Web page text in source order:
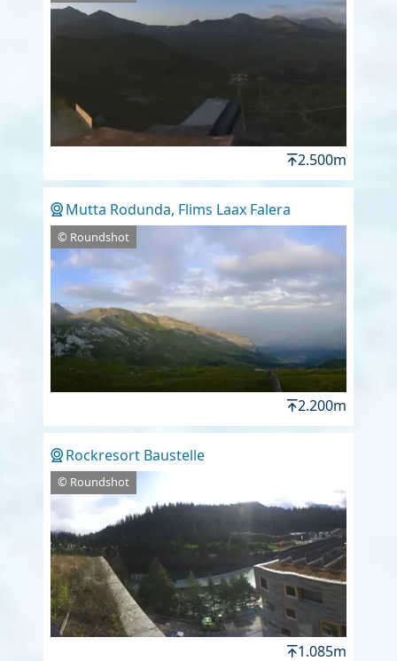
2.500m
Mutta Rodunda, Flims Laax Falera
© Roundshot
2.200m
Rockresort Baustelle
© Roundshot
1.085m